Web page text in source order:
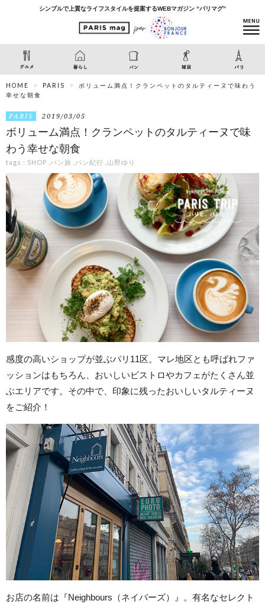
シンプルで上質なライフスタイルを提案するWEBマガジン “パリマグ”
HOME PARIS
ボリューム満点！クランペットのタルティーヌで味わう
幸せな朝食
PARIS 2019/03/05
ボリューム満点！クランペットのタルティーヌで味
わう幸せな朝食
tags : SHOP パン旅 パン紀行 山野ゆり
感度の高いショップが並ぶパリ11区。マレ地区とも呼ばれファ
ッションはもちろん、おいしいビストロやカフェがたくさん並
ぶエリアです。その中で、印象に残ったおいしいタルティーヌ
をご紹介！
お店の名前は『Neighbours（ネイバーズ）』。有名なセレクト